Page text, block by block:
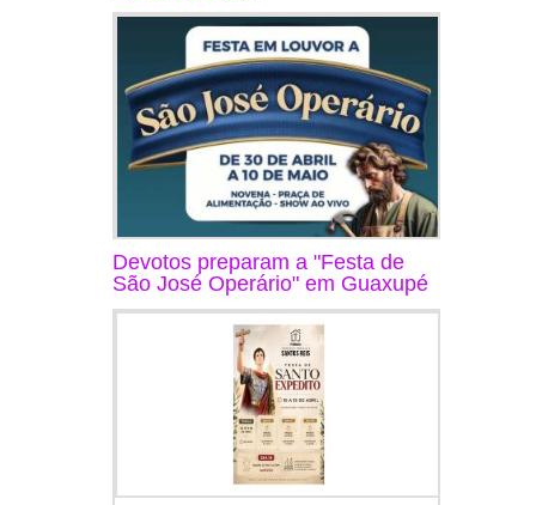
Devotos preparam a "Festa de
São José Operário" em Guaxupé